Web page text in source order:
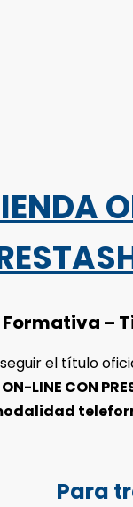
–
el título
LINE CON
Para